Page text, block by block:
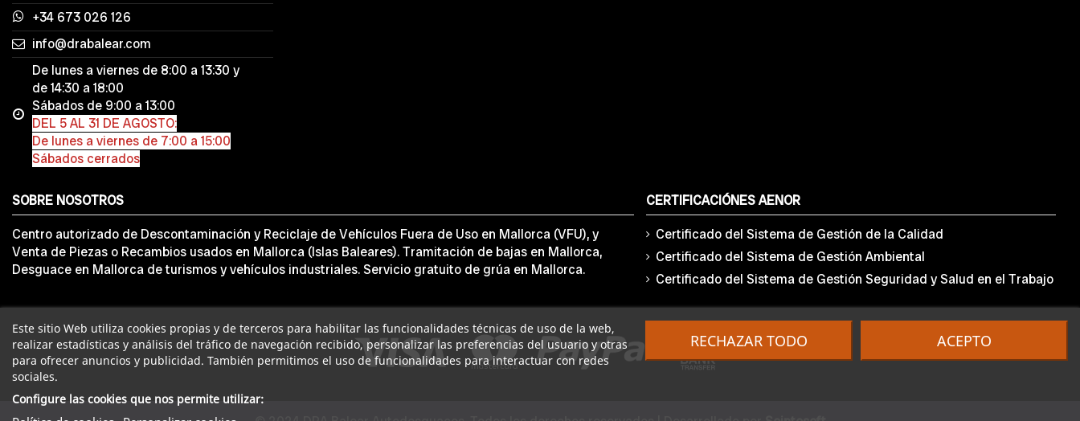
+34 673 026 126
info@drabalear.com
De lunes a viernes de 8:00 a 13:30 y
de 14:30 a 18:00
Sábados de 9:00 a 13:00
DEL 5 AL 31 DE AGOSTO:
De lunes a viernes de 7:00 a 15:00
Sábados cerrados
Este sitio Web utiliza cookies propias y de terceros para habilitar las funcionalidades técnicas de uso de la web,
realizar estadísticas y análisis del tráfico de navegación recibido, personalizar las preferencias del usuario y otras
para ofrecer anuncios y publicidad. También permitimos el uso de funcionalidades para interactuar con redes
sociales.
Configure las cookies que nos permite utilizar:
RECHAZAR TODO ACEPTO
SOBRE NOSOTROS
Centro autorizado de Descontaminación y Reciclaje de Vehículos Fuera de Uso en Mallorca (VFU), y
Venta de Piezas o Recambios usados en Mallorca (Islas Baleares). Tramitación de bajas en Mallorca,
Desguace en Mallorca de turismos y vehículos industriales. Servicio gratuito de grúa en Mallorca.
CERTIFICACIÓNES AENOR
Certificado del Sistema de Gestión de la Calidad
Certificado del Sistema de Gestión Ambiental
Certificado del Sistema de Gestión Seguridad y Salud en el Trabajo